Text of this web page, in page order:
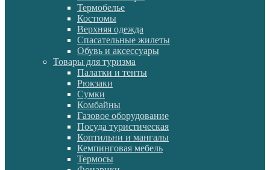
Термобелье
Костюмы
Верхняя одежда
Спасательные жилеты
Обувь и аксессуары
Товары для туризма
Палатки и тенты
Рюкзаки
Сумки
Комбайны
Газовое оборудование
Посуда туристическая
Коптильни и мангалы
Кемпинговая мебель
Термосы